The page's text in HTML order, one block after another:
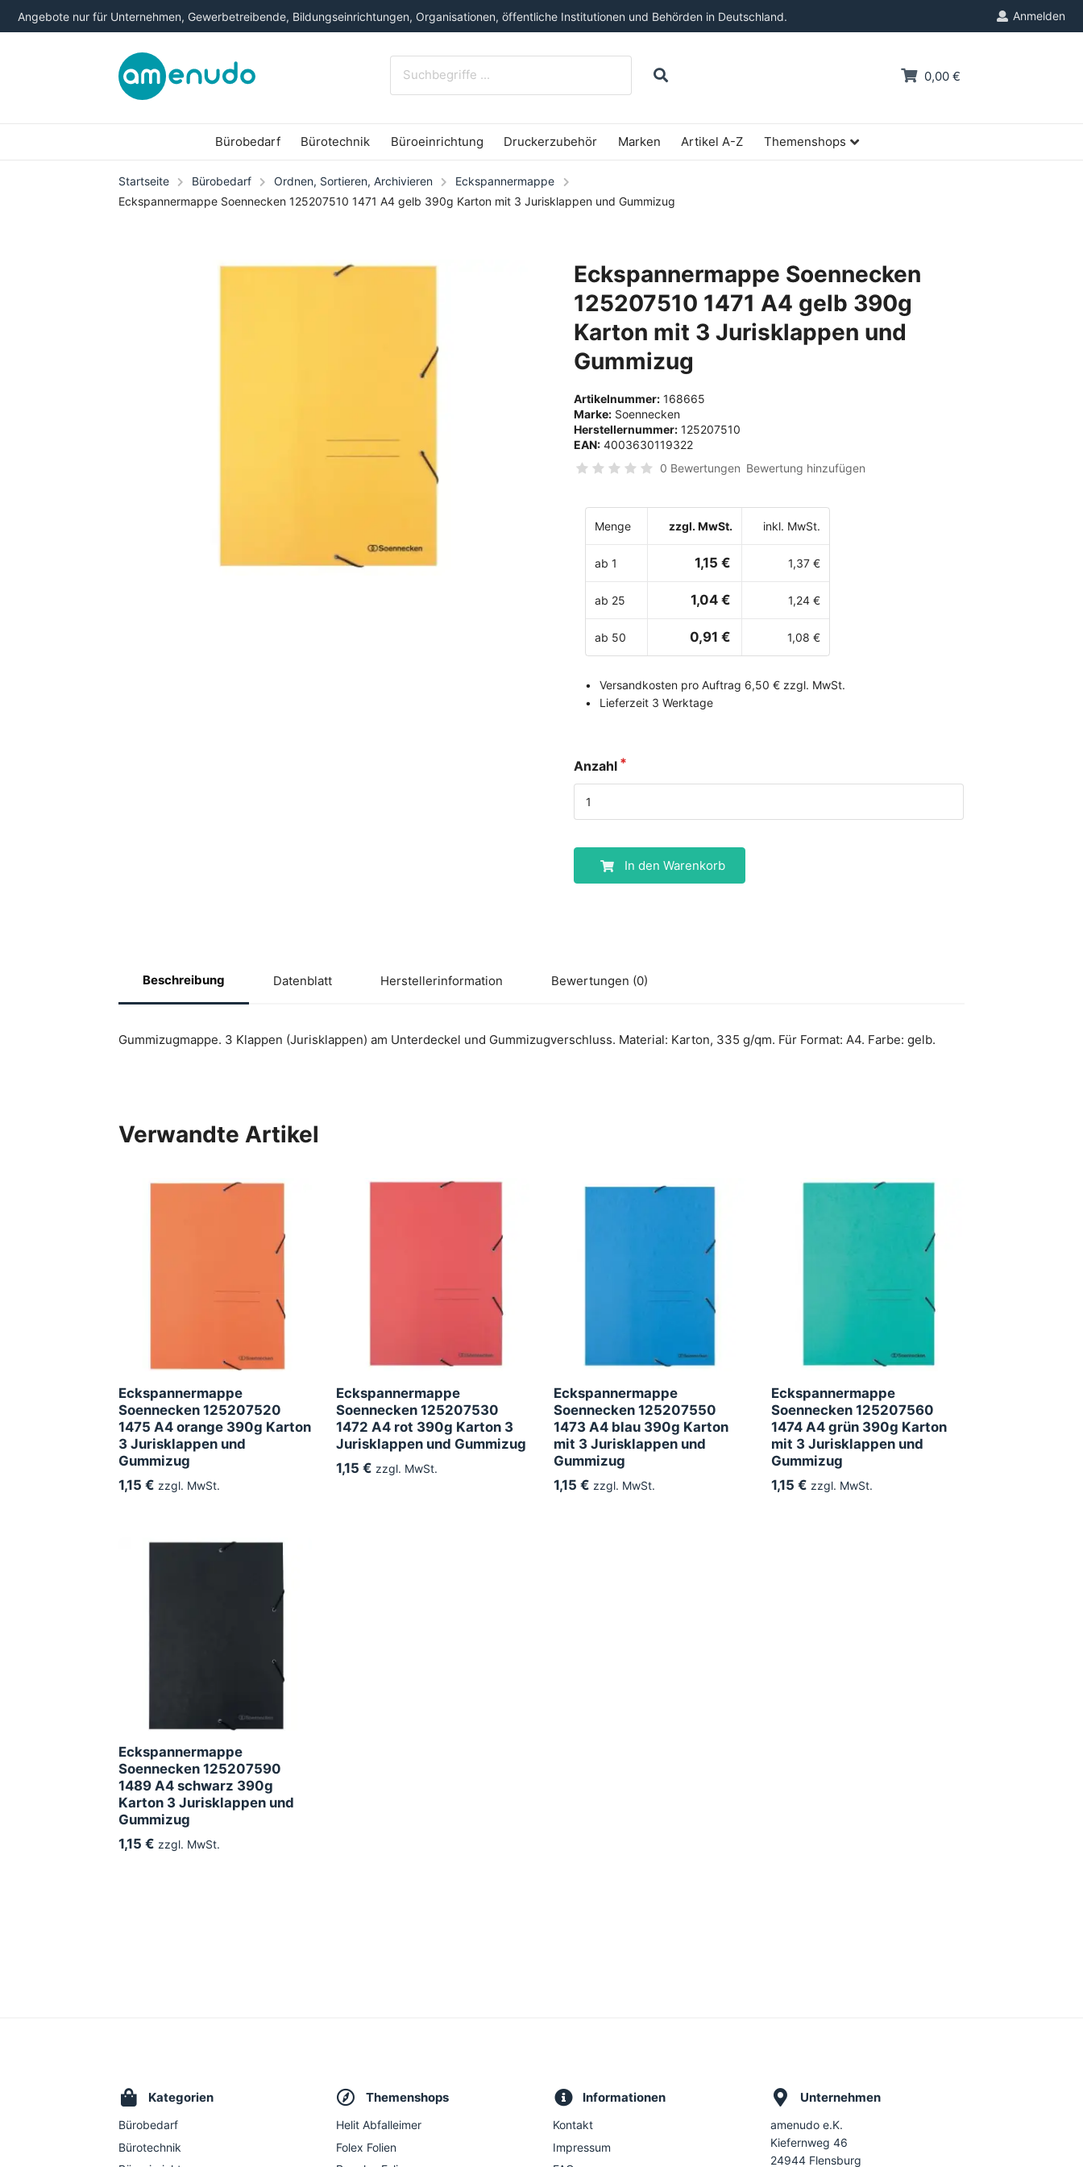
Angebote nur für Unternehmen, Gewerbetreibende, Bildungseinrichtungen, Organisationen, öffentliche Institutionen und Behörden in Deutschland. Anmelden
0,00 €
Bürobedarf Bürotechnik Büroeinrichtung Druckerzubehör Marken Artikel A-Z Themenshops
Startseite Bürobedarf Ordnen, Sortieren, Archivieren
Eckspannermappe
Eckspannermappe Soennecken 125207510 1471 A4 gelb 390g Karton mit 3 Jurisklappen und Gummizug
Eckspannermappe Soennecken
125207510 1471 A4 gelb 390g
Karton mit 3 Jurisklappen und
Gummizug
Artikelnummer: 168665
Marke: Soennecken
Herstellernummer: 125207510
EAN: 4003630119322
0 Bewertungen Bewertung hinzufügen
Menge zzgl. MwSt. inkl. MwSt.
ab 1 1,15 € 1,37 €
ab 25 1,04 € 1,24 €
ab 50 0,91 € 1,08 €
Versandkosten pro Auftrag 6,50 € zzgl. MwSt.
Lieferzeit 3 Werktage
Anzahl
In den Warenkorb
Beschreibung Datenblatt Herstellerinformation Bewertungen (0)
Gummizugmappe. 3 Klappen (Jurisklappen) am Unterdeckel und Gummizugverschluss. Material: Karton, 335 g/qm. Für Format: A4. Farbe: gelb.
Verwandte Artikel
Eckspannermappe
Soennecken 125207520
1475 A4 orange 390g Karton
3 Jurisklappen und
Gummizug
1,15 € zzgl. MwSt.
Eckspannermappe
Soennecken 125207530
1472 A4 rot 390g Karton 3
Jurisklappen und Gummizug
1,15 € zzgl. MwSt.
Eckspannermappe
Soennecken 125207550
1473 A4 blau 390g Karton
mit 3 Jurisklappen und
Gummizug
1,15 € zzgl. MwSt.
Eckspannermappe
Soennecken 125207560
1474 A4 grün 390g Karton
mit 3 Jurisklappen und
Gummizug
1,15 € zzgl. MwSt.
Eckspannermappe
Soennecken 125207590
1489 A4 schwarz 390g
Karton 3 Jurisklappen und
Gummizug
1,15 € zzgl. MwSt.
Kategorien
Bürobedarf
Bürotechnik
Themenshops
Helit Abfalleimer
Folex Folien
Informationen
Kontakt
Impressum
Unternehmen
amenudo e.K.
Kiefernweg 46
24944 Flensburg